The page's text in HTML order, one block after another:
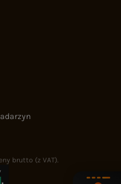
brutto (z VAT).